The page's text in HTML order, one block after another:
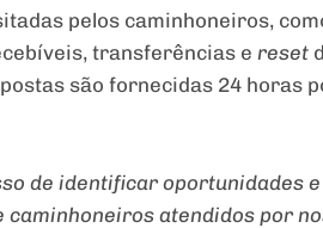
pelos caminhoneiros,
transferências e reset
são fornecidas 24 horas
de identificar oportunidades
atendidos por